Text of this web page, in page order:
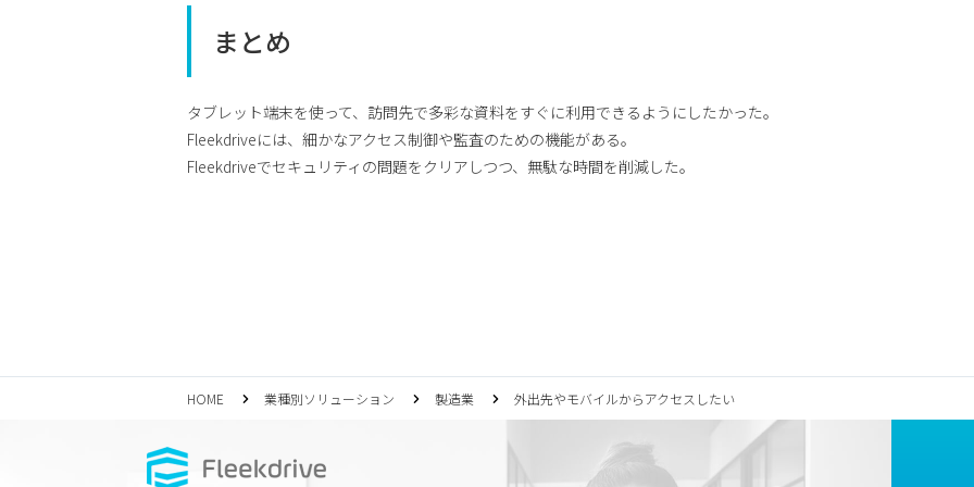
まとめ
タブレット端末を使って、訪問先で多彩な資料をすぐに利用できるようにしたかった。
Fleekdriveには、細かなアクセス制御や監査のための機能がある。
Fleekdriveでセキュリティの問題をクリアしつつ、無駄な時間を削減した。
HOME 業種別ソリューション 製造業 外出先やモバイルからアクセスしたい